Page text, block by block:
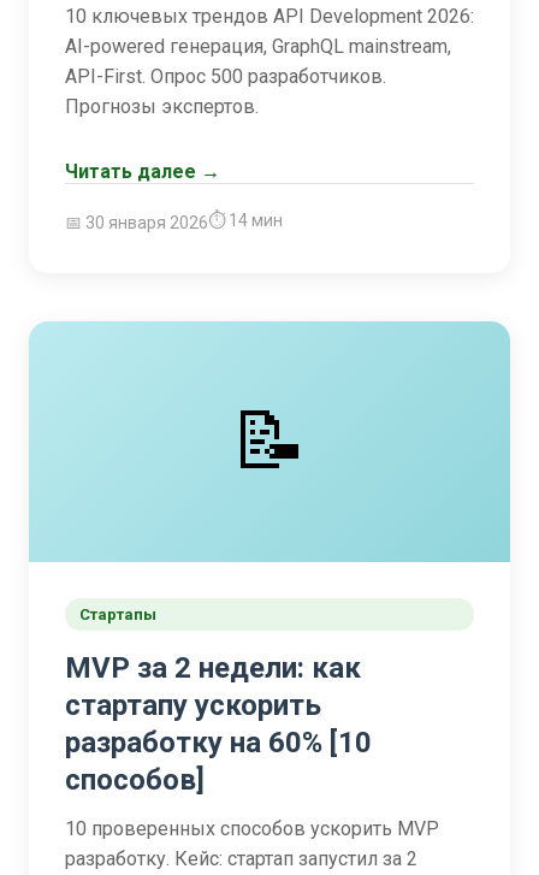
10 ключевых трендов API Development 2026:
AI-powered генерация, GraphQL mainstream,
API-First. Опрос 500 разработчиков.
Прогнозы экспертов.
Читать далее →
📅 30 января 2026⏱ 14 мин
📝
Стартапы
MVP за 2 недели: как
стартапу ускорить
разработку на 60% [10
способов]
10 проверенных способов ускорить MVP
разработку. Кейс: стартап запустил за 2